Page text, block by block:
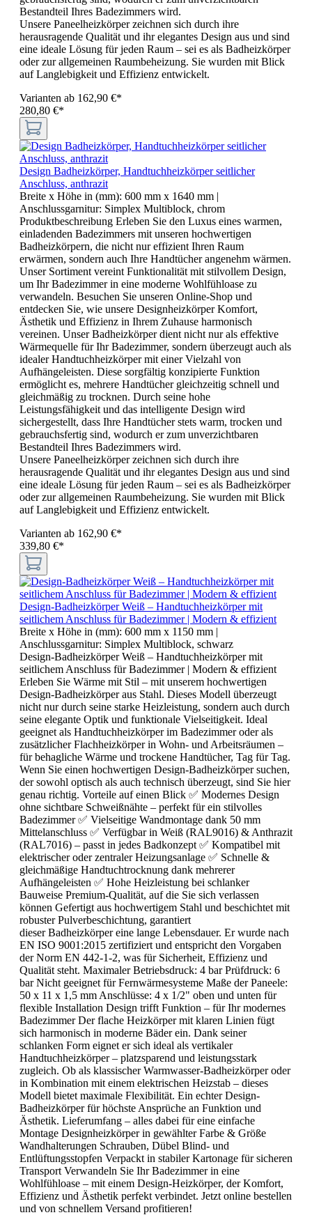
Bestandteil Ihres Badezimmers wird.
Unsere Paneelheizkörper zeichnen sich durch ihre
herausragende Qualität und ihr elegantes Design aus und sind
eine ideale Lösung für jeden Raum – sei es als Badheizkörper
oder zur allgemeinen Raumbeheizung. Sie wurden mit Blick
auf Langlebigkeit und Effizienz entwickelt.
Varianten ab 162,90 €*
280,80 €*
Design Badheizkörper, Handtuchheizkörper seitlicher
Anschluss, anthrazit
Breite x Höhe in (mm): 600 mm x 1640 mm |
Anschlussgarnitur: Simplex Multiblock, chrom
Produktbeschreibung Erleben Sie den Luxus eines warmen,
einladenden Badezimmers mit unseren hochwertigen
Badheizkörpern, die nicht nur effizient Ihren Raum
erwärmen, sondern auch Ihre Handtücher angenehm wärmen.
Unser Sortiment vereint Funktionalität mit stilvollem Design,
um Ihr Badezimmer in eine moderne Wohlfühloase zu
verwandeln. Besuchen Sie unseren Online-Shop und
entdecken Sie, wie unsere Designheizkörper Komfort,
Ästhetik und Effizienz in Ihrem Zuhause harmonisch
vereinen. Unser Badheizkörper dient nicht nur als effektive
Wärmequelle für Ihr Badezimmer, sondern überzeugt auch als
idealer Handtuchheizkörper mit einer Vielzahl von
Aufhängeleisten. Diese sorgfältig konzipierte Funktion
ermöglicht es, mehrere Handtücher gleichzeitig schnell und
gleichmäßig zu trocknen. Durch seine hohe
Leistungsfähigkeit und das intelligente Design wird
sichergestellt, dass Ihre Handtücher stets warm, trocken und
gebrauchsfertig sind, wodurch er zum unverzichtbaren
Bestandteil Ihres Badezimmers wird.
Unsere Paneelheizkörper zeichnen sich durch ihre
herausragende Qualität und ihr elegantes Design aus und sind
eine ideale Lösung für jeden Raum – sei es als Badheizkörper
oder zur allgemeinen Raumbeheizung. Sie wurden mit Blick
auf Langlebigkeit und Effizienz entwickelt.
Varianten ab 162,90 €*
339,80 €*
Design-Badheizkörper Weiß – Handtuchheizkörper mit
seitlichem Anschluss für Badezimmer | Modern & effizient
Breite x Höhe in (mm): 600 mm x 1150 mm |
Anschlussgarnitur: Simplex Multiblock, schwarz
Design-Badheizkörper Weiß – Handtuchheizkörper mit
seitlichem Anschluss für Badezimmer | Modern & effizient
Erleben Sie Wärme mit Stil – mit unserem hochwertigen
Design-Badheizkörper aus Stahl. Dieses Modell überzeugt
nicht nur durch seine starke Heizleistung, sondern auch durch
seine elegante Optik und funktionale Vielseitigkeit. Ideal
geeignet als Handtuchheizkörper im Badezimmer oder als
zusätzlicher Flachheizkörper in Wohn- und Arbeitsräumen –
für behagliche Wärme und trockene Handtücher, Tag für Tag.
Wenn Sie einen hochwertigen Design-Badheizkörper suchen,
der sowohl optisch als auch technisch überzeugt, sind Sie hier
genau richtig. Vorteile auf einen Blick ✅ Modernes Design
ohne sichtbare Schweißnähte – perfekt für ein stilvolles
Badezimmer ✅ Vielseitige Wandmontage dank 50 mm
Mittelanschluss ✅ Verfügbar in Weiß (RAL9016) & Anthrazit
(RAL7016) – passt in jedes Badkonzept ✅ Kompatibel mit
elektrischer oder zentraler Heizungsanlage ✅ Schnelle &
gleichmäßige Handtuchtrocknung dank mehrerer
Aufhängeleisten ✅ Hohe Heizleistung bei schlanker
Bauweise Premium-Qualität, auf die Sie sich verlassen
können Gefertigt aus hochwertigem Stahl und beschichtet mit
robuster Pulverbeschichtung, garantiert
dieser Badheizkörper eine lange Lebensdauer. Er wurde nach
EN ISO 9001:2015 zertifiziert und entspricht den Vorgaben
der Norm EN 442-1-2, was für Sicherheit, Effizienz und
Qualität steht. Maximaler Betriebsdruck: 4 bar Prüfdruck: 6
bar Nicht geeignet für Fernwärmesysteme Maße der Paneele:
50 x 11 x 1,5 mm Anschlüsse: 4 x 1/2" oben und unten für
flexible Installation Design trifft Funktion – für Ihr modernes
Badezimmer Der flache Heizkörper mit klaren Linien fügt
sich harmonisch in moderne Bäder ein. Dank seiner
schlanken Form eignet er sich ideal als vertikaler
Handtuchheizkörper – platzsparend und leistungsstark
zugleich. Ob als klassischer Warmwasser-Badheizkörper oder
in Kombination mit einem elektrischen Heizstab – dieses
Modell bietet maximale Flexibilität. Ein echter Design-
Badheizkörper für höchste Ansprüche an Funktion und
Ästhetik. Lieferumfang – alles dabei für eine einfache
Montage Designheizkörper in gewählter Farbe & Größe
Wandhalterungen Schrauben, Dübel Blind- und
Entlüftungsstopfen Verpackt in stabiler Kartonage für sicheren
Transport Verwandeln Sie Ihr Badezimmer in eine
Wohlfühloase – mit einem Design-Heizkörper, der Komfort,
Effizienz und Ästhetik perfekt verbindet. Jetzt online bestellen
und von schnellem Versand profitieren!